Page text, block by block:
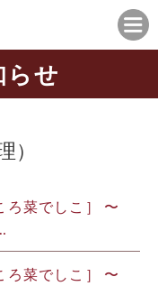
らせ
）
菜でしこ］ 〜
菜でしこ］ 〜